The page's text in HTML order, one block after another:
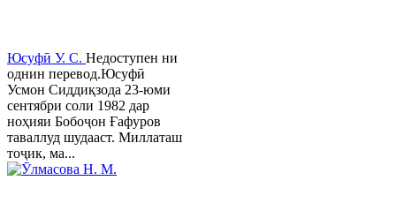
Юсуфӣ У. C. Недоступен ни
однин перевод.Юсуфӣ
Усмон Сиддиқзода 23-юми
сентябри соли 1982 дар
ноҳияи Бобоҷон Ғафуров
таваллуд шудааст. Миллаташ
тоҷик, ма...